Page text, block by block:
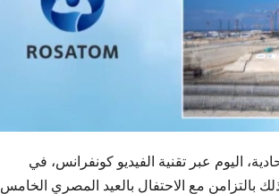
اليوم عبر تقنية الفيديو كونفرانس، في
بالتزامن مع الاحتفال بالعيد المصري الخامس